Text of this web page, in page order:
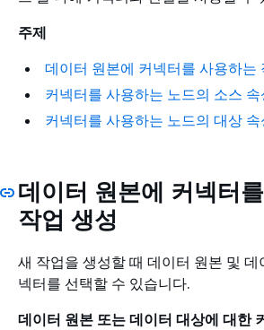
주제
데이터 원본에 커넥터를 사용하는
커넥터를 사용하는 노드의 소스 속
커넥터를 사용하는 노드의 대상 속
데이터 원본에 커넥터
작업 생성
새 작업을 생성할 때 데이터 원본 및 데
넥터를 선택할 수 있습니다.
데이터 원본 또는 데이터 대상에 대한